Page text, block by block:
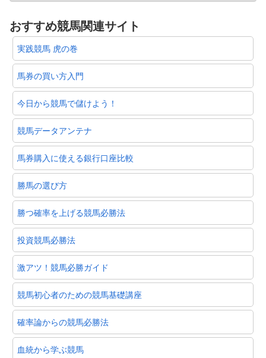
おすすめ競馬関連サイト
実践競馬 虎の巻
馬券の買い方入門
今日から競馬で儲けよう！
競馬データアンテナ
馬券購入に使える銀行口座比較
勝馬の選び方
勝つ確率を上げる競馬必勝法
投資競馬必勝法
激アツ！競馬必勝ガイド
競馬初心者のための競馬基礎講座
確率論からの競馬必勝法
血統から学ぶ競馬